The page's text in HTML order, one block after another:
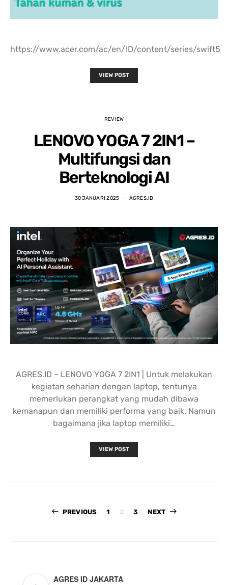
https://www.acer.com/ac/en/ID/content/series/swift5
VIEW POST
REVIEW
LENOVO YOGA 7 2IN1 –
Multifungsi dan
Berteknologi AI
30 JANUARI 2025 AGRES.ID
AGRES.ID – LENOVO YOGA 7 2IN1 | Untuk melakukan
kegiatan seharian dengan laptop, tentunya
memerlukan perangkat yang mudah dibawa
kemanapun dan memiliki performa yang baik. Namun
bagaimana jika laptop memiliki…
VIEW POST
Paginasi
PREVIOUS 1 2 3 NEXT
AGRES ID JAKARTA